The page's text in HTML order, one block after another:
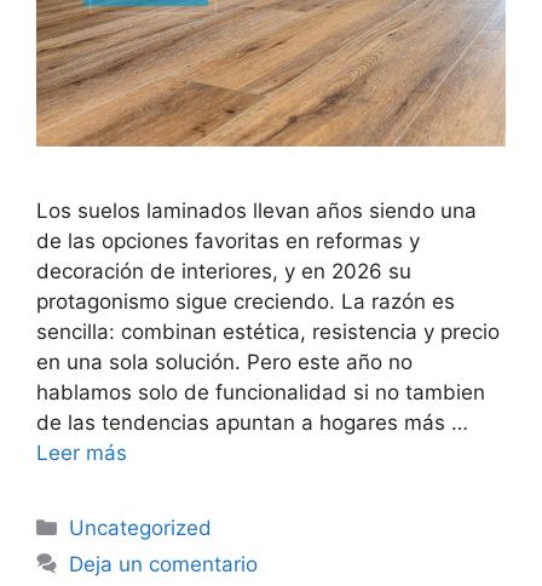
Los suelos laminados llevan años siendo una
de las opciones favoritas en reformas y
decoración de interiores, y en 2026 su
protagonismo sigue creciendo. La razón es
sencilla: combinan estética, resistencia y precio
en una sola solución. Pero este año no
hablamos solo de funcionalidad si no tambien
de las tendencias apuntan a hogares más …
Leer más
Uncategorized
Deja un comentario